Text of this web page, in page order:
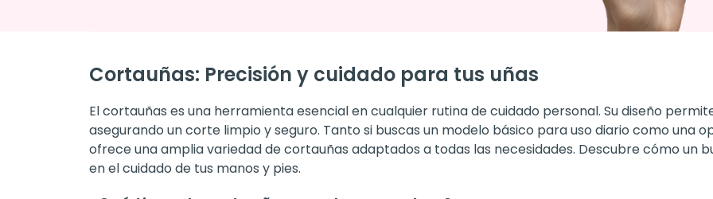
Cortauñas: Precisión y cuidado para tus uñas
El cortauñas es una herramienta esencial en cualquier rutina de cuidado personal. Su diseño
asegurando un corte limpio y seguro. Tanto si buscas un modelo básico para uso diario como una
ofrece una amplia variedad de cortauñas adaptados a todas las necesidades. Descubre cómo un
en el cuidado de tus manos y pies.